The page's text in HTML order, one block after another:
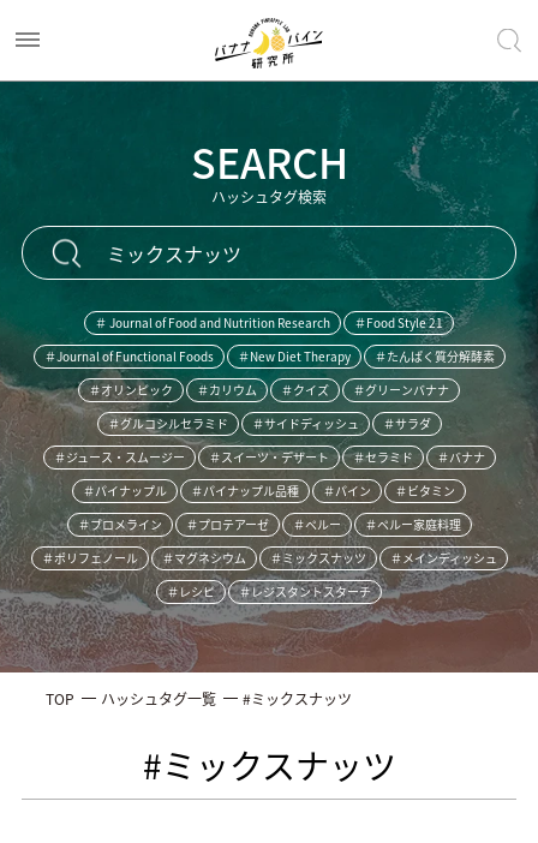
SEARCH
ハッシュタグ検索
＃ Journal of Food and Nutrition Research
＃Food Style 21
＃Journal of Functional Foods
＃New Diet Therapy
＃たんぱく質分解酵素
＃オリンピック
＃カリウム ＃クイズ
＃グリーンバナナ
＃グルコシルセラミド
＃サイドディッシュ
＃サラダ
＃ジュース・スムージー
＃スイーツ・デザート ＃セラミド
＃バナナ
＃パイナップル
＃パイナップル品種 ＃パイン
＃ビタミン
＃ブロメライン
＃プロテアーゼ ＃ペルー
＃ペルー家庭料理
＃ポリフェノール
＃マグネシウム ＃ミックスナッツ
＃メインディッシュ
＃レシピ
＃レジスタントスターチ
TOP ハッシュタグ一覧 #ミックスナッツ
#ミックスナッツ